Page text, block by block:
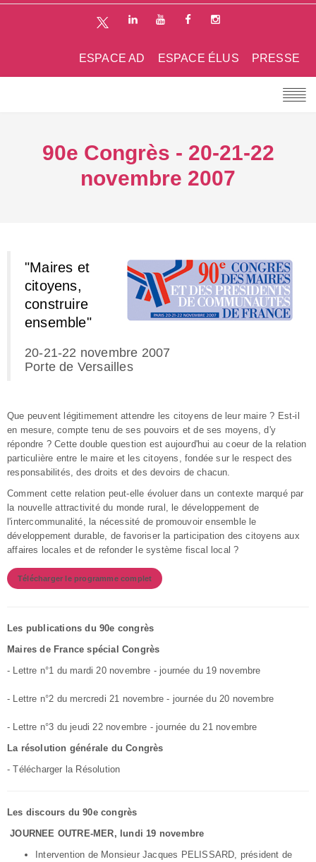
PRESSE
ESPACE ÉLUS
ESPACE AD
90e Congrès - 20-21-22
novembre 2007
"Maires et
citoyens,
construire
ensemble"
20-21-22 novembre 2007
Porte de Versailles
Que peuvent légitimement attendre les citoyens de leur maire ? Est-il
en mesure, compte tenu de ses pouvoirs et de ses moyens, d'y
répondre ? Cette double question est aujourd'hui au coeur de la relation
particulière entre le maire et les citoyens, fondée sur le respect des
responsabilités, des droits et des devoirs de chacun.
Comment cette relation peut-elle évoluer dans un contexte marqué par
la nouvelle attractivité du monde rural, le développement de
l'intercommunalité, la nécessité de promouvoir ensemble le
développement durable, de favoriser la participation des citoyens aux
affaires locales et de refonder le système fiscal local ?
Télécharger le programme complet
Les publications du 90e congrès
Maires de France spécial Congrès
- Lettre n°1 du mardi 20 novembre - journée du 19 novembre
- Lettre n°2 du mercredi 21 novembre - journée du 20 novembre
- Lettre n°3 du jeudi 22 novembre - journée du 21 novembre
La résolution générale du Congrès
-Télécharger la Résolution
Les discours du 90e congrès
JOURNEE OUTRE-MER, lundi 19 novembre
Intervention de Monsieur Jacques PELISSARD, président de